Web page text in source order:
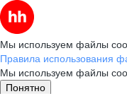
Мы используем файлы
Правила использования
Мы используем файлы
Понятно